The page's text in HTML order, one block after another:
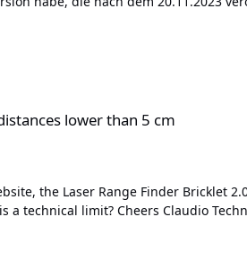
lower than 5 cm
Resolution): 0-40m, 1cm Accuracy <5m: